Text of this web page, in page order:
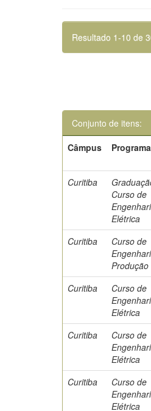
Resultado 1-10 de
Conjunto de itens:
Câmpus
Curitiba
Curso de
Elétrica
Curitiba
Curso de
Produção
Curitiba
Curso de
Elétrica
Curitiba
Curso de
Elétrica
Curitiba
Curso de
Elétrica